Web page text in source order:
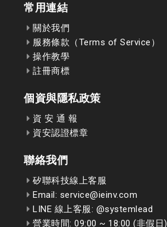
常用連結
關於我們
服務條款（Terms of Service）
操作教學
註冊商標
個資與隱私政策
資 安 通 報
資安認證標章
聯絡我們
矽聯科技線上客服
Email: service@ieinv.com
LINE 線上客服: @systemlead
營業時間: 09:00 ~ 18:00 (非假日)